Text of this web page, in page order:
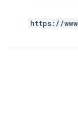
https://